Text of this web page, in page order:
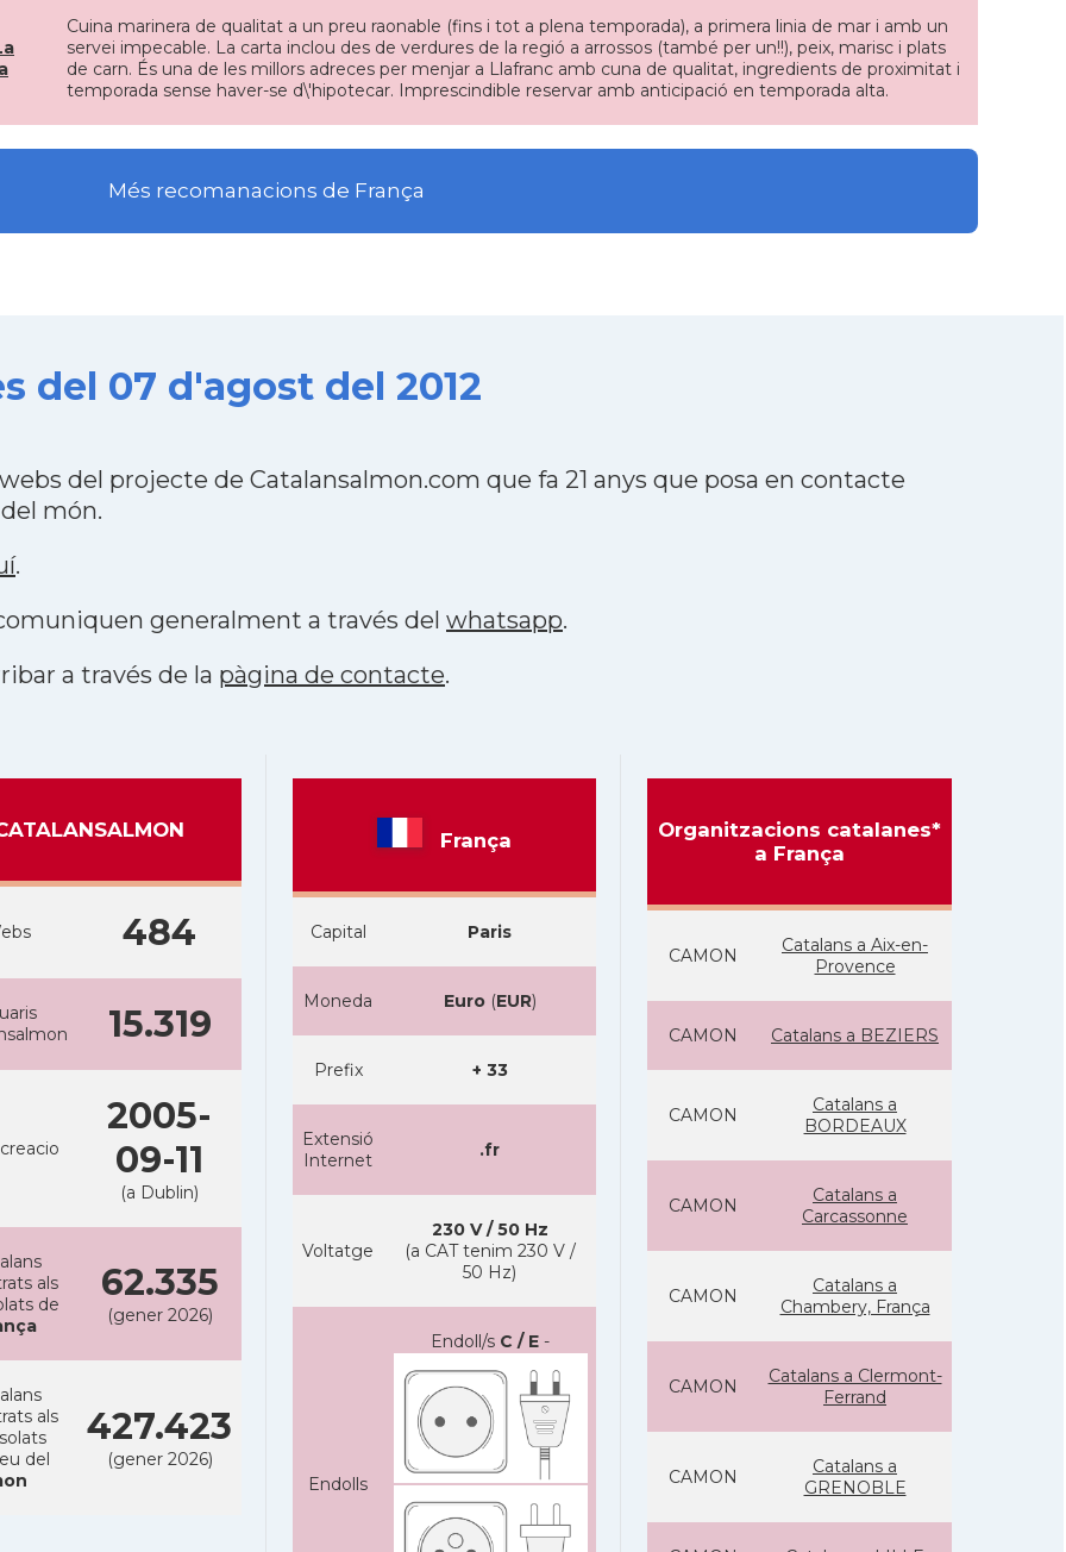
Cuina marinera de qualitat a un preu raonable (fins i tot a plena temporada), a primera linia de mar i amb un
servei impecable. La carta inclou des de verdures de la regió a arrossos (també per un!!), peix, marisc i plats
de carn. És una de les millors adreces per menjar a Llafranc amb cuna de qualitat, ingredients de proximitat i
temporada sense haver-se d\'hipotecar. Imprescindible reservar amb anticipació en temporada alta.
Més recomanacions de França
del 07 d'agost del 2012
del projecte de Catalansalmon.com que fa 21 anys que posa en contacte
món.
.
generalment a través del whatsapp.
a través de la pàgina de contacte.
484
15.319
2005-
09-11
(a Dublin)
als
de
62.335
(gener 2026)
als
del
427.423
(gener 2026)
França
Capital Paris
Moneda Euro(EUR)
Prefix + 33
Extensió
Internet
.fr
Voltatge
230 V / 50 Hz
(a CAT tenim 230 V /
50 Hz)
Endolls
Endoll/s C / E-
Organitzacions catalanes*
a França
CAMON
Catalans a Aix-en-
Provence
CAMON Catalans a BEZIERS
CAMON
Catalans a
BORDEAUX
CAMON
Catalans a
Carcassonne
CAMON
Catalans a
Chambery, França
CAMON
Catalans a Clermont-
Ferrand
CAMON
Catalans a
GRENOBLE